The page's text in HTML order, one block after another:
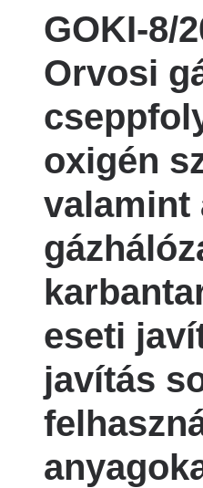
GOKI-8/
Orvosi
oxigén
valamint
eseti
javítás